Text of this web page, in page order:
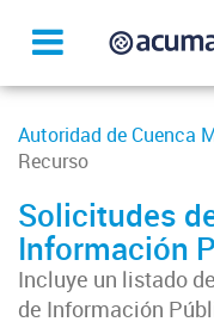
Autoridad de Cuenca
Recurso
Solicitudes
Información
Incluye un listado
de Información